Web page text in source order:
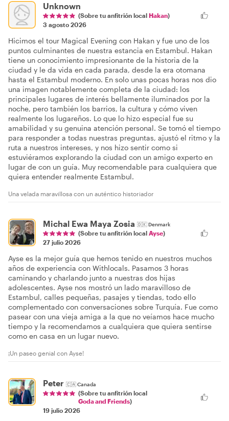
Unknown
(Sobre tu anfitrión local Hakan)
3 agosto 2026
Hicimos el tour Magical Evening con Hakan y fue uno de los
puntos culminantes de nuestra estancia en Estambul. Hakan
tiene un conocimiento impresionante de la historia de la
ciudad y le da vida en cada parada, desde la era otomana
hasta el Estambul moderno. En solo unas pocas horas nos dio
una imagen notablemente completa de la ciudad: los
principales lugares de interés bellamente iluminados por la
noche, pero también los barrios, la cultura y cómo viven
realmente los lugareños. Lo que lo hizo especial fue su
amabilidad y su genuina atención personal. Se tomó el tiempo
para responder a todas nuestras preguntas, ajustó el ritmo y la
ruta a nuestros intereses, y nos hizo sentir como si
estuviéramos explorando la ciudad con un amigo experto en
lugar de con un guía. Muy recomendable para cualquiera que
quiera entender realmente Estambul.
Una velada maravillosa con un auténtico historiador
Michal Ewa Maya Zosia 🇩🇰Denmark
(Sobre tu anfitrión local Ayse)
27 julio 2026
Ayse es la mejor guía que hemos tenido en nuestros muchos
años de experiencia con Withlocals. Pasamos 3 horas
caminando y charlando junto a nuestras dos hijas
adolescentes. Ayse nos mostró un lado maravilloso de
Estambul, calles pequeñas, pasajes y tiendas, todo ello
complementado con conversaciones sobre Turquía. Fue como
pasear con una vieja amiga a la que no veíamos hace mucho
tiempo y la recomendamos a cualquiera que quiera sentirse
como en casa en un lugar nuevo.
¡Un paseo genial con Ayse!
Peter 🇨🇦Canada
(Sobre tu anfitrión local
Goda and Friends)
19 julio 2026